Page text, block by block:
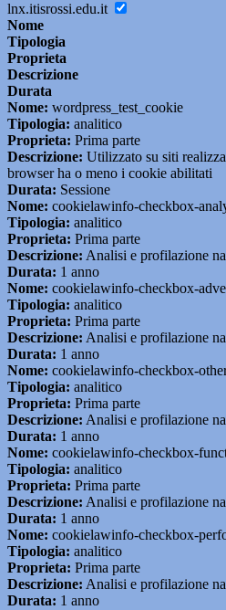
lnx.itisrossi.edu.it
Nome
Tipologia
Proprieta
Descrizione
Durata
Nome: wordpress_test_cookie
Tipologia: analitico
Proprieta: Prima parte
Descrizione: Utilizzato su siti
browser ha o meno i cookie abilitati
Durata: Sessione
Nome: cookielawinfo-checkbox-
Tipologia: analitico
Proprieta: Prima parte
Descrizione: Analisi e profilazione
Durata: 1 anno
Nome: cookielawinfo-checkbox-
Tipologia: analitico
Proprieta: Prima parte
Descrizione: Analisi e profilazione
Durata: 1 anno
Nome: cookielawinfo-checkbox-
Tipologia: analitico
Proprieta: Prima parte
Descrizione: Analisi e profilazione
Durata: 1 anno
Nome: cookielawinfo-checkbox-
Tipologia: analitico
Proprieta: Prima parte
Descrizione: Analisi e profilazione
Durata: 1 anno
Nome: cookielawinfo-checkbox-
Tipologia: analitico
Proprieta: Prima parte
Descrizione: Analisi e profilazione
Durata: 1 anno